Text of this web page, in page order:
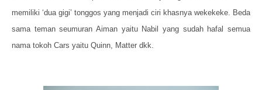
memiliki ‘dua gigi’ tonggos yang menjadi ciri khasnya wekekeke. Beda
sama teman seumuran Aiman yaitu Nabil yang sudah hafal semua
nama tokoh Cars yaitu Quinn, Matter dkk.